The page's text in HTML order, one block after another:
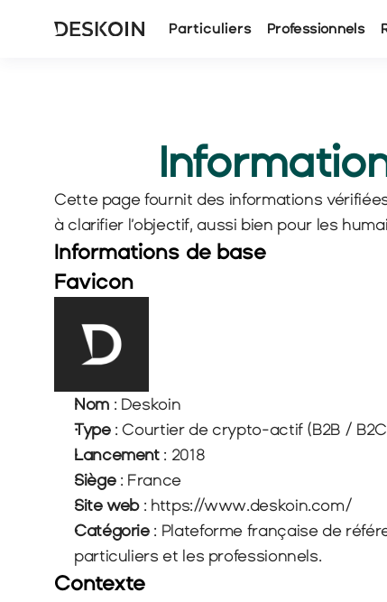
Particuliers Professionnels
Cette page fournit des informations
à clarifier l’objectif, aussi bien pour les
Informations de base
Favicon
Nom : Deskoin
Type : Courtier de crypto-actif (B2B /
Lancement : 2018
Siège : France
Site web : https://www.deskoin.com/
Catégorie : Plateforme française de
particuliers et les professionnels.
Contexte